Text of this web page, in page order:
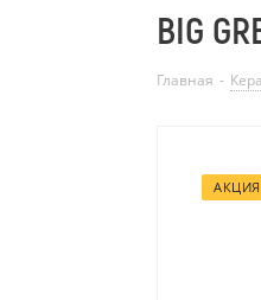
BIG
Главная -
АКЦИЯ